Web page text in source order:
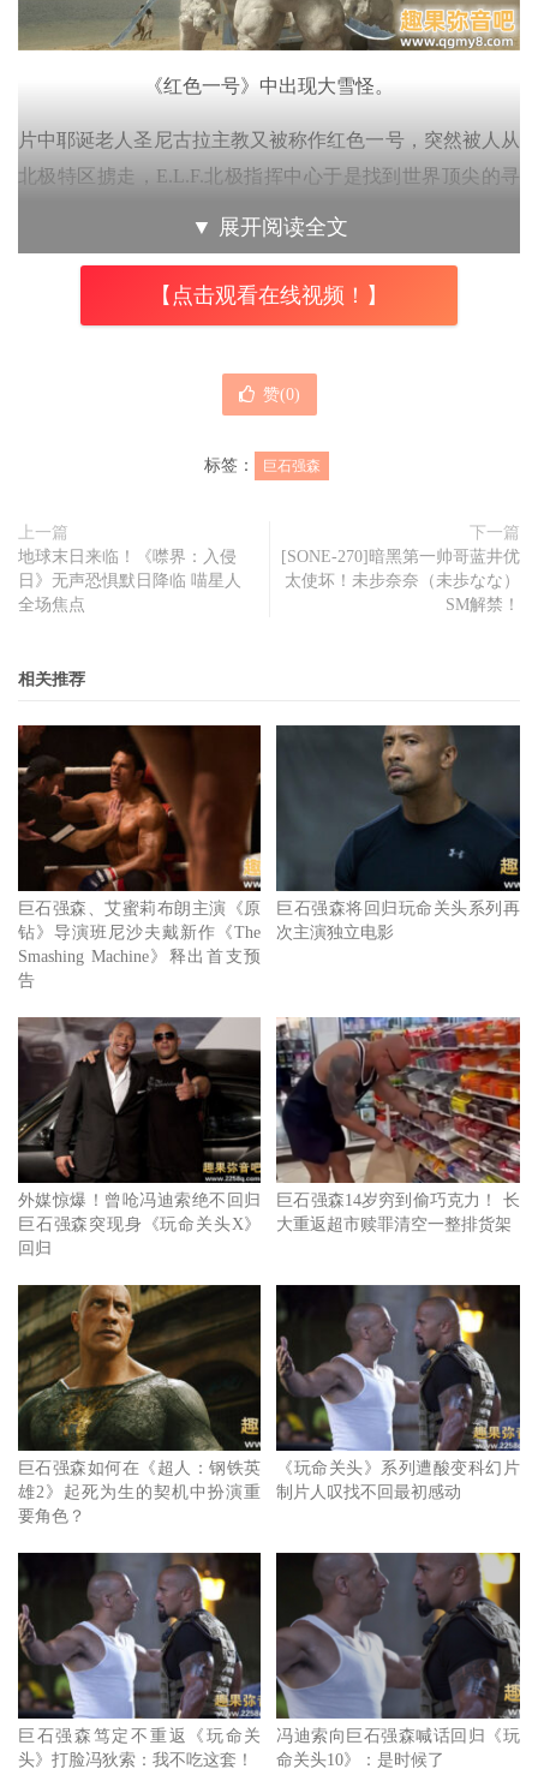
《红色一号》中出现大雪怪。
片中耶诞老人圣尼古拉主教又被称作红色一号，突然被人从
北极特区掳走，E.L.F.北极指挥中心于是找到世界顶尖的寻
人专家—克里斯饰演的杰克欧麦力帮忙，试图找回失踪的耶
诞老人，期间遇到各种奇幻角色，包含贾西亚、坎卜斯、雪
怪等，故事发展令人出乎意料又搞笑十足。
主要卡司除了巨石强森和克里斯伊凡，还包括刘玉玲、以及
饰演耶诞老人的奥斯卡得主JK西蒙斯，绝对是今年底不容错
过的动作冒险旅程。
▼ 展开阅读全文
【点击观看在线视频！】
赞(0)
标签： 巨石强森
上一篇
地球末日来临！《噤界：入侵
日》无声恐惧默日降临 喵星人
全场焦点
下一篇
[SONE-270]暗黑第一帅哥蓝井优
太使坏！未步奈奈（未歩なな）
SM解禁！
相关推荐
巨石强森、艾蜜莉布朗主演《原
钻》导演班尼沙夫戴新作《The
Smashing Machine》释出首支预
告
巨石强森将回归玩命关头系列再
次主演独立电影
外媒惊爆！曾呛冯迪索绝不回归
巨石强森突现身《玩命关头X》
回归
巨石强森14岁穷到偷巧克力！ 长
大重返超市赎罪清空一整排货架
巨石强森如何在《超人：钢铁英
雄2》起死为生的契机中扮演重
要角色？
《玩命关头》系列遭酸变科幻片
制片人叹找不回最初感动
巨石强森笃定不重返《玩命关
头》打脸冯狄索：我不吃这套！
冯迪索向巨石强森喊话回归《玩
命关头10》：是时候了